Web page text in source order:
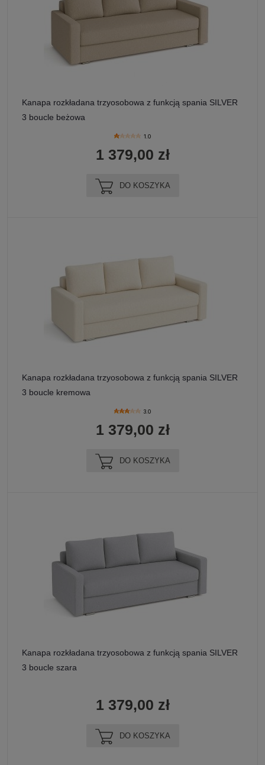
Kanapa rozkładana trzyosobowa z funkcją spania SILVER
3 boucle beżowa
1.0
1 379,00 zł
DO KOSZYKA
Kanapa rozkładana trzyosobowa z funkcją spania SILVER
3 boucle kremowa
3.0
1 379,00 zł
DO KOSZYKA
Kanapa rozkładana trzyosobowa z funkcją spania SILVER
3 boucle szara
1 379,00 zł
DO KOSZYKA